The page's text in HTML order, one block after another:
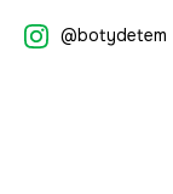
@botydetem